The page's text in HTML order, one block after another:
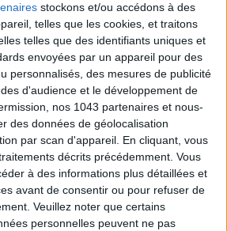
stockons et/ou accédons à des
telles que les cookies, et traitons
telles que des identifiants uniques et
envoyées par un appareil pour des
personnalisés, des mesures de publicité
d'audience et le développement de
nos 1043 partenaires et nous-
des données de géolocalisation
par scan d'appareil. En cliquant, vous
décrits précédemment. Vous
à des informations plus détaillées et
avant de consentir ou pour refuser de
Veuillez noter que certains
personnelles peuvent ne pas
DEVEZ FAIRE À PARIS EN AOÛT